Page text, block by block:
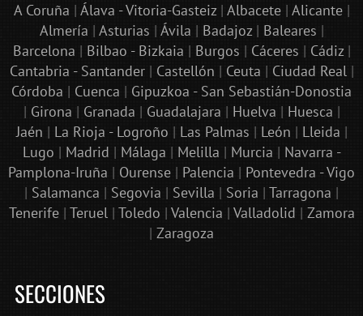
A Coruña | Álava - Vitoria-Gasteiz| Albacete| Alicante|
Almería | Asturias | Ávila | Badajoz| Baleares |
Barcelona | Bilbao - Bizkaia | Burgos | Cáceres | Cádiz|
Cantabria - Santander| Castellón | Ceuta | Ciudad Real|
Córdoba | Cuenca | Gipuzkoa - San Sebastián-Donostia
| Girona | Granada | Guadalajara | Huelva | Huesca |
Jaén | La Rioja - Logroño | Las Palmas | León | Lleida |
Lugo | Madrid | Málaga | Melilla | Murcia | Navarra -
Pamplona-Iruña | Ourense | Palencia | Pontevedra - Vigo
| Salamanca | Segovia | Sevilla | Soria | Tarragona |
Tenerife| Teruel| Toledo | Valencia | Valladolid | Zamora
| Zaragoza
SECCIONES